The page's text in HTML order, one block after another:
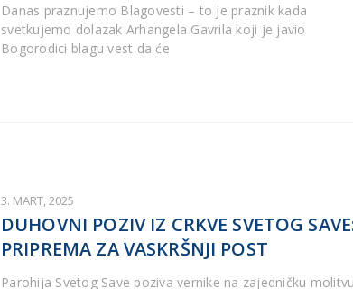
Danas praznujemo Blagovesti – to je praznik kada
svetkujemo dolazak Arhangela Gavrila koji je javio
Bogorodici blagu vest da će
3. MART, 2025
DUHOVNI POZIV IZ CRKVE SVETOG
PRIPREMA ZA VASKRŠNJI POST
Parohija Svetog Save poziva vernike na zajedničku